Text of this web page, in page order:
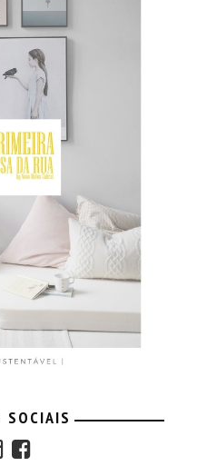
SOCIAIS